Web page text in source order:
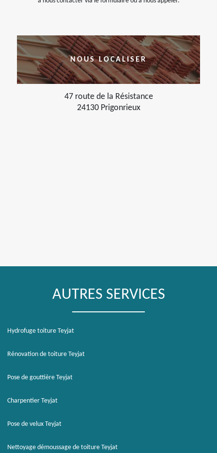
NOUS LOCALISER
47 route de la Résistance
24130 Prigonrieux
AUTRES SERVICES
Hydrofuge toiture Teyjat
Rénovation de toiture Teyjat
Pose de gouttière Teyjat
Charpentier Teyjat
Pose de velux Teyjat
Nettoyage démoussage de toiture Teyjat